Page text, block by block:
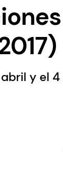
y el